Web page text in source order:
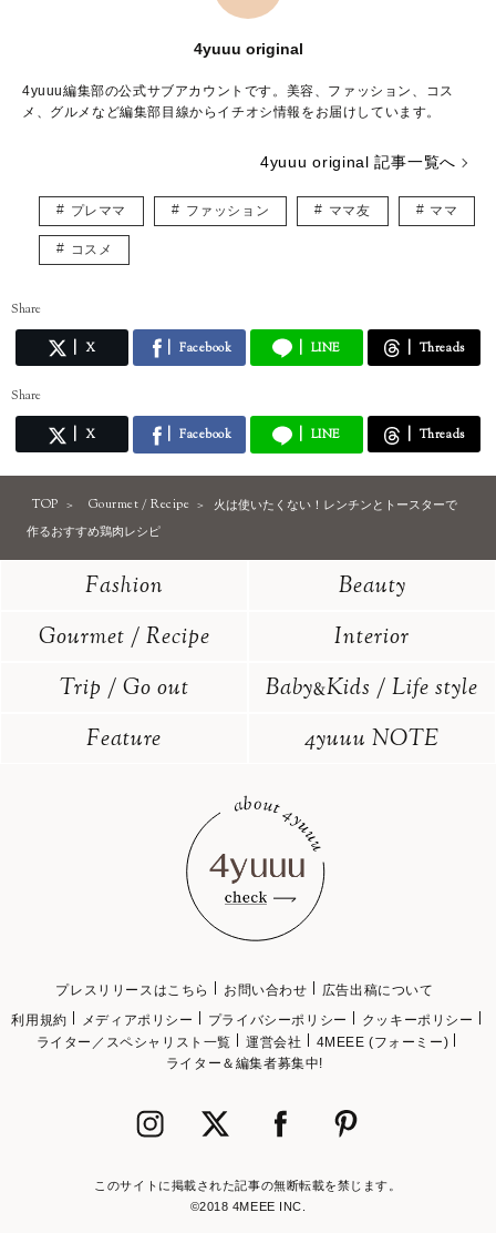
4yuuu original
4yuuu編集部の公式サブアカウントです。美容、ファッション、コス
メ、グルメなど編集部目線からイチオシ情報をお届けしています。
4yuuu original 記事一覧へ
プレママ ファッション ママ友 ママ
コスメ
Share
X Facebook LINE Threads
Share
X Facebook LINE Threads
TOP Gourmet / Recipe
火は使いたくない！レンチンとトースターで
作るおすすめ鶏肉レシピ
Fashion
Beauty
Gourmet / Recipe
Interior
Trip / Go out
Baby&Kids / Life style
Feature
4yuuu NOTE
プレスリリースはこちら お問い合わせ
広告出稿について
利用規約
メディアポリシー プライバシーポリシー
クッキーポリシー
ライター／スペシャリスト一覧
運営会社
4MEEE (フォーミー)
ライター＆編集者募集中!
このサイトに掲載された記事の無断転載を禁じます。
©2018 4MEEE INC.